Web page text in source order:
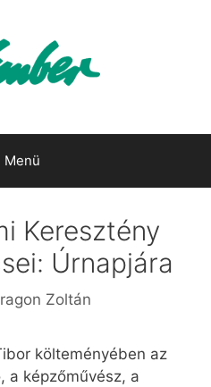
Menü
Keresztény
Úrnapjára
Zoltán
költeményében az
a képzőművész, a